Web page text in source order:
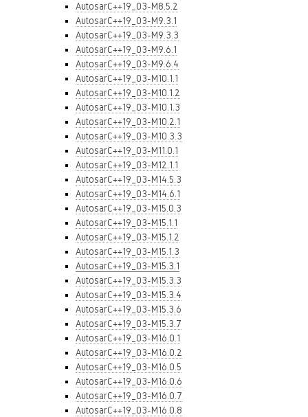
AutosarC++19_03-M8.5.2
AutosarC++19_03-M9.3.1
AutosarC++19_03-M9.3.3
AutosarC++19_03-M9.6.1
AutosarC++19_03-M9.6.4
AutosarC++19_03-M10.1.1
AutosarC++19_03-M10.1.2
AutosarC++19_03-M10.1.3
AutosarC++19_03-M10.2.1
AutosarC++19_03-M10.3.3
AutosarC++19_03-M11.0.1
AutosarC++19_03-M12.1.1
AutosarC++19_03-M14.5.3
AutosarC++19_03-M14.6.1
AutosarC++19_03-M15.0.3
AutosarC++19_03-M15.1.1
AutosarC++19_03-M15.1.2
AutosarC++19_03-M15.1.3
AutosarC++19_03-M15.3.1
AutosarC++19_03-M15.3.3
AutosarC++19_03-M15.3.4
AutosarC++19_03-M15.3.6
AutosarC++19_03-M15.3.7
AutosarC++19_03-M16.0.1
AutosarC++19_03-M16.0.2
AutosarC++19_03-M16.0.5
AutosarC++19_03-M16.0.6
AutosarC++19_03-M16.0.7
AutosarC++19_03-M16.0.8